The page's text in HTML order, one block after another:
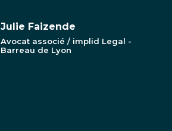
Julie Faizende
Avocat associé / implid Legal -
Barreau de Lyon